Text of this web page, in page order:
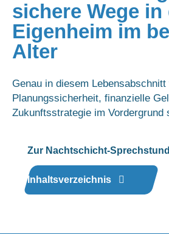
sichere Wege in
Eigenheim im
Alter
Genau in diesem
Planungssicherheit, finanzielle
Zukunftsstrategie im Vordergrund
Zur Nachtschicht-
Inhaltsverzeichnis